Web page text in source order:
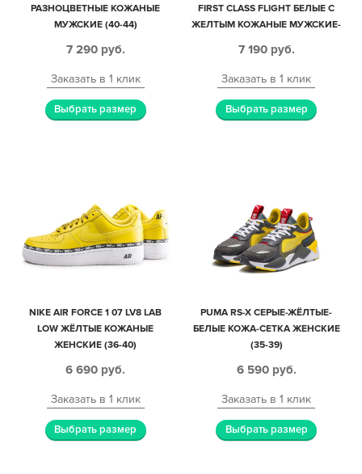
РАЗНОЦВЕТНЫЕ КОЖАНЫЕ
МУЖСКИЕ (40-44)
7 290 руб.
Заказать в 1 клик
Выбрать размер
FIRST CLASS FLIGHT БЕЛЫЕ С
ЖЕЛТЫМ КОЖАНЫЕ МУЖСКИЕ-
7 190 руб.
Заказать в 1 клик
Выбрать размер
NIKE AIR FORCE 1 07 LV8 LAB
LOW ЖЁЛТЫЕ КОЖАНЫЕ
ЖЕНСКИЕ (36-40)
6 690 руб.
Заказать в 1 клик
Выбрать размер
PUMA RS-X СЕРЫЕ-ЖЁЛТЫЕ-
БЕЛЫЕ КОЖА-СЕТКА ЖЕНСКИЕ
(35-39)
6 590 руб.
Заказать в 1 клик
Выбрать размер